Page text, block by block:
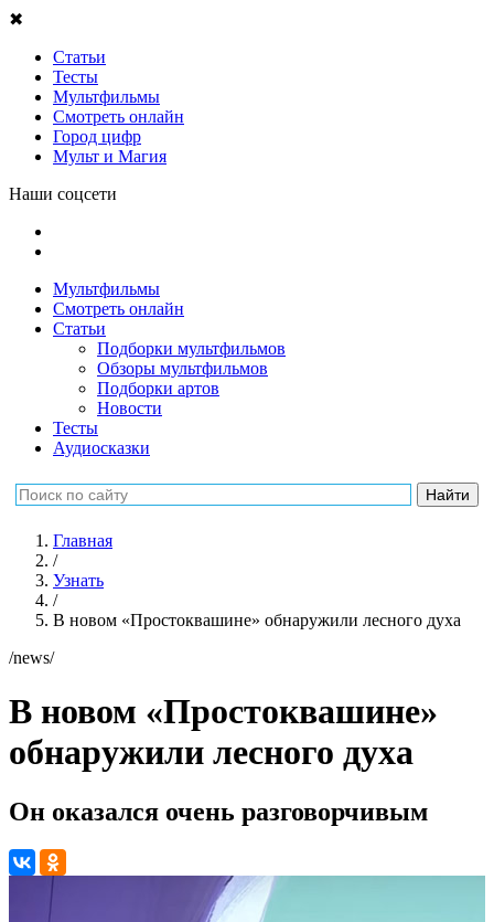
✖
Статьи
Тесты
Мультфильмы
Смотреть онлайн
Город цифр
Мульт и Магия
Наши соцсети
Мультфильмы
Смотреть онлайн
Статьи
Подборки мультфильмов
Обзоры мультфильмов
Подборки артов
Новости
Тесты
Аудиосказки
Главная
/
Узнать
/
В новом «Простоквашине» обнаружили лесного духа
/news/
В новом «Простоквашине»
обнаружили лесного духа
Он оказался очень разговорчивым